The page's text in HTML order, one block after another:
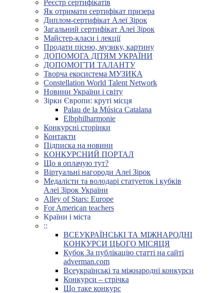
Реєстр сертифікатів
Як отримати сертифікат призера
Диплом-сертифікат Алеї Зірок
Загальний сертифікат Алеї Зірок
Майстер-класи і лекції
Продати пісню, музику, картину
ДОПОМОГА ДІТЯМ УКРАЇНИ
ДОПОМОГТИ ТАЛАНТУ
Творча екосистема МУЗИКА
Constellation World Talent Network
Новини України і світу
Зірки Європи: круті місця
Palau de la Música Catalana
Elbphilharmonie
Конкурсні сторінки
Контакти
Підписка на новини
КОНКУРСНИЙ ПОРТАЛ
Що я оплачую тут?
Віртуальні нагороди Алеї Зірок
Медалісти та володарі статуеток і кубків
Алеї Зірок України
Alley of Stars: Europe
For American teachers
Країни і міста
::
ВСЕУКРАЇНСЬКІ ТА МІЖНАРОДНІ
КОНКУРСИ ЦЬОГО МІСЯЦЯ
Кубок За публікацію статті на сайті
adverman.com
Всеукраїнські та міжнародні конкурси
Конкурси – стрічка
Що таке конкурс